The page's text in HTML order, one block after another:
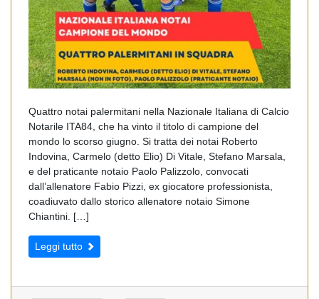
Quattro notai palermitani nella Nazionale Italiana di Calcio
Notarile ITA84, che ha vinto il titolo di campione del
mondo lo scorso giugno. Si tratta dei notai Roberto
Indovina, Carmelo (detto Elio) Di Vitale, Stefano Marsala,
e del praticante notaio Paolo Palizzolo, convocati
dall’allenatore Fabio Pizzi, ex giocatore professionista,
coadiuvato dallo storico allenatore notaio Simone
Chiantini. […]
Leggi tutto